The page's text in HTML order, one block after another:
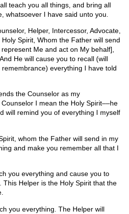
teach you all things, and bring all
whatsoever I have said unto you.
Helper, Intercessor, Advocate,
Spirit, Whom the Father will send
Me and act on My behalf],
He will cause you to recall (will
everything I have told
the Counselor as my
I mean the Holy Spirit––he
will remind you of everything I myself
whom the Father will send in my
and make you remember all that I
you everything and cause you to
Helper is the Holy Spirit that the
you everything. The Helper will